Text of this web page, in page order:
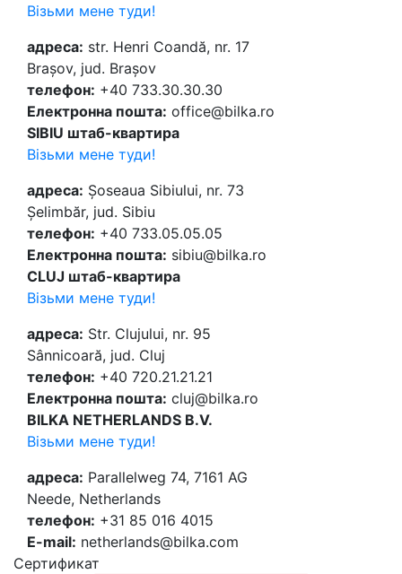
Візьми мене туди!
адреса: str. Henri Coandă, nr. 17
Brașov, jud. Brașov
телефон: +40 733.30.30.30
Електронна пошта: office@bilka.ro
SIBIU штаб-квартира
Візьми мене туди!
адреса: Șoseaua Sibiului, nr. 73
Șelimbăr, jud. Sibiu
телефон: +40 733.05.05.05
Електронна пошта: sibiu@bilka.ro
CLUJ штаб-квартира
Візьми мене туди!
адреса: Str. Clujului, nr. 95
Sânnicoară, jud. Cluj
телефон: +40 720.21.21.21
Електронна пошта: cluj@bilka.ro
BILKA NETHERLANDS B.V.
Візьми мене туди!
адреса: Parallelweg 74, 7161 AG
Neede, Netherlands
телефон: +31 85 016 4015
E-mail: netherlands@bilka.com
Cертификат